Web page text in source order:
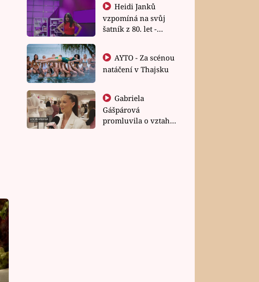
Heidi Janků
vzpomíná na svůj
šatník z 80. let -
natáčení v Thajsku
Gabriela
Gášpárová
promluvila o vztahu